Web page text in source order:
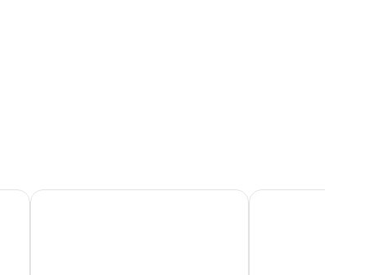
Lombok Raya Hotel Hart Hotel Premium